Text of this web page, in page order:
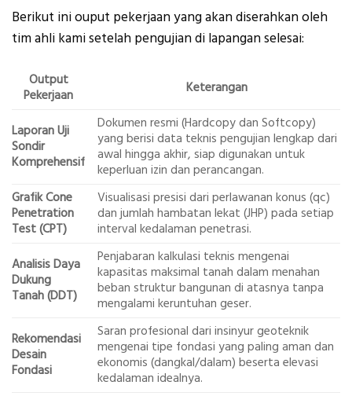
Berikut ini ouput pekerjaan yang akan diserahkan oleh
tim ahli kami setelah pengujian di lapangan selesai:
Output
Pekerjaan
Keterangan
Laporan Uji
Sondir
Komprehensif
Dokumen resmi (Hardcopy dan Softcopy)
yang berisi data teknis pengujian lengkap dari
awal hingga akhir, siap digunakan untuk
keperluan izin dan perancangan.
Grafik Cone
Penetration
Test (CPT)
Visualisasi presisi dari perlawanan konus (qc)
dan jumlah hambatan lekat (JHP) pada setiap
interval kedalaman penetrasi.
Analisis Daya
Dukung
Tanah (DDT)
Penjabaran kalkulasi teknis mengenai
kapasitas maksimal tanah dalam menahan
beban struktur bangunan di atasnya tanpa
mengalami keruntuhan geser.
Rekomendasi
Desain
Fondasi
Saran profesional dari insinyur geoteknik
mengenai tipe fondasi yang paling aman dan
ekonomis (dangkal/dalam) beserta elevasi
kedalaman idealnya.